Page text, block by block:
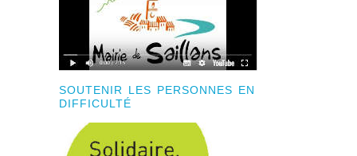
SOUTENIR LES PERSONNES EN
DIFFICULTÉ